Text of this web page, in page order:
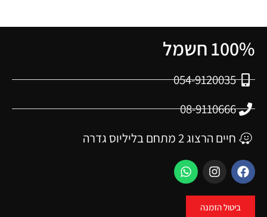
100% חשמל
054-9120035
08-9110666
חיים הרצוג 2 מתחם בליליוס גדרה
ביטול הזמנה